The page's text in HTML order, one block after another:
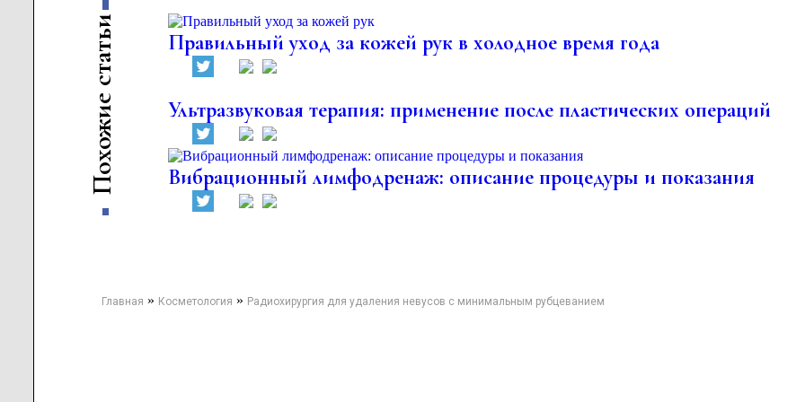
П
о
х
о
ж
и
е
с
т
а
т
ь
и
Правильный уход за кожей рук в холодное время года
Ультразвуковая терапия: применение после пластических операций
Вибрационный лимфодренаж: описание процедуры и показания
Главная » Косметология » Радиохирургия для удаления невусов с минимальным рубцеванием